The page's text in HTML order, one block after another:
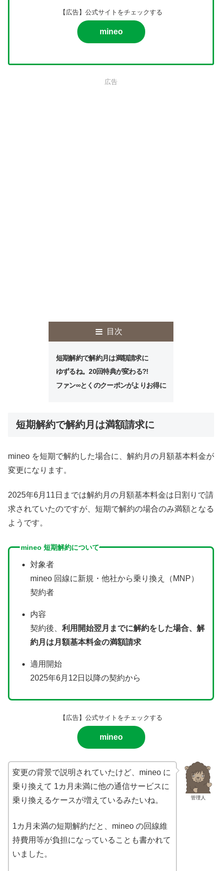
【広告】公式サイトをチェックする
mineo
広告
目次
短期解約で解約月は満額請求に
ゆずるね。20回特典が変わる?!
ファン∞とくのクーポンがよりお得に
短期解約で解約月は満額請求に
mineo を短期で解約した場合に、解約月の月額基本料金が
変更になります。
2025年6月11日までは解約月の月額基本料金は日割りで請
求されていたのですが、短期で解約の場合のみ満額となる
ようです。
mineo 短期解約について
対象者
mineo 回線に新規・他社から乗り換え（MNP）
契約者
内容
契約後、 利用開始翌月までに解約をした場合、解
約月は月額基本料金の満額請求
適用開始
2025年6月12日以降の契約から
【広告】公式サイトをチェックする
mineo
管理人
変更の背景で説明されていたけど、mineo に
乗り換えて 1カ月未満に他の通信サービスに
乗り換えるケースが増えているみたいね。
1カ月未満の短期解約だと、mineo の回線維
持費用等が負担になっていることも書かれて
いました。